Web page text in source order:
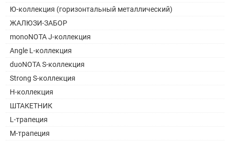
Ю-коллекция (горизонтальный металлический)
ЖАЛЮЗИ-ЗАБОР
monoNOTA J-коллекция
Angle L-коллекция
duoNOTA S-коллекция
Strong S-коллекция
H-коллекция
ШТАКЕТНИК
L-трапеция
M-трапеция